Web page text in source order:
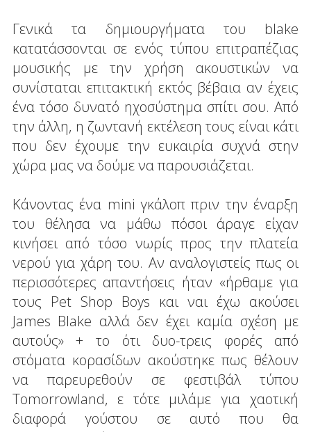
Γενικά τα δημιουργήματα του blake
κατατάσσονται σε ενός τύπου επιτραπέζιας
μουσικής με την χρήση ακουστικών να
συνίσταται επιτακτική εκτός βέβαια αν έχεις
ένα τόσο δυνατό ηχοσύστημα σπίτι σου. Από
την άλλη, η ζωντανή εκτέλεση τους είναι κάτι
που δεν έχουμε την ευκαιρία συχνά στην
χώρα μας να δούμε να παρουσιάζεται.
Κάνοντας ένα mini γκάλοπ πριν την έναρξη
του θέλησα να μάθω πόσοι άραγε είχαν
κινήσει από τόσο νωρίς προς την πλατεία
νερού για χάρη του. Αν αναλογιστείς πως οι
περισσότερες απαντήσεις ήταν «ήρθαμε για
τους Pet Shop Boys και ναι έχω ακούσει
James Blake αλλά δεν έχει καμία σχέση με
αυτούς» + το ότι δυο-τρεις φορές από
στόματα κορασίδων ακούστηκε πως θέλουν
να παρευρεθούν σε φεστιβάλ τύπου
Tomorrowland, ε τότε μιλάμε για χαοτική
διαφορά γούστου σε αυτό που θα